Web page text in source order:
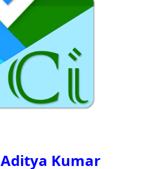
Aditya Kumar